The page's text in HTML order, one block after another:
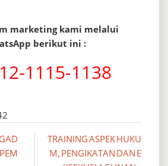
marketing kami melalui
berikut ini :
1115-1138
TRAINING ASPEK HUKU
M, PENGIKATAN DAN E